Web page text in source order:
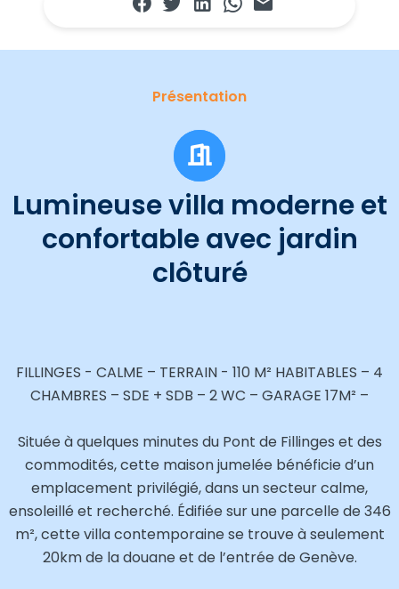
Présentation
Lumineuse villa moderne et
confortable avec jardin
clôturé
FILLINGES - CALME – TERRAIN - 110 M² HABITABLES – 4
CHAMBRES – SDE + SDB – 2 WC – GARAGE 17M² –
Située à quelques minutes du Pont de Fillinges et des
commodités, cette maison jumelée bénéficie d’un
emplacement privilégié, dans un secteur calme,
ensoleillé et recherché. Édifiée sur une parcelle de 346
m², cette villa contemporaine se trouve à seulement
20km de la douane et de l’entrée de Genève.